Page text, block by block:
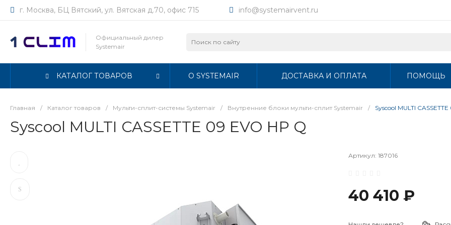
г. Москва, БЦ Вятский, ул. Вятская д.70, офис 715 info@systemairvent.ru
Официальный дилер
Systemair
КАТАЛОГ ТОВАРОВ О SYSTEMAIR ДОСТАВКА И ОПЛАТА ПОМОЩЬ
Главная / Каталог товаров / Мульти-сплит-системы Systemair / Внутренние блоки мульти-сплит Systemair / Syscool MULTI
Syscool MULTI CASSETTE 09 EVO HP Q
Артикул: 187016
40 410 ₽